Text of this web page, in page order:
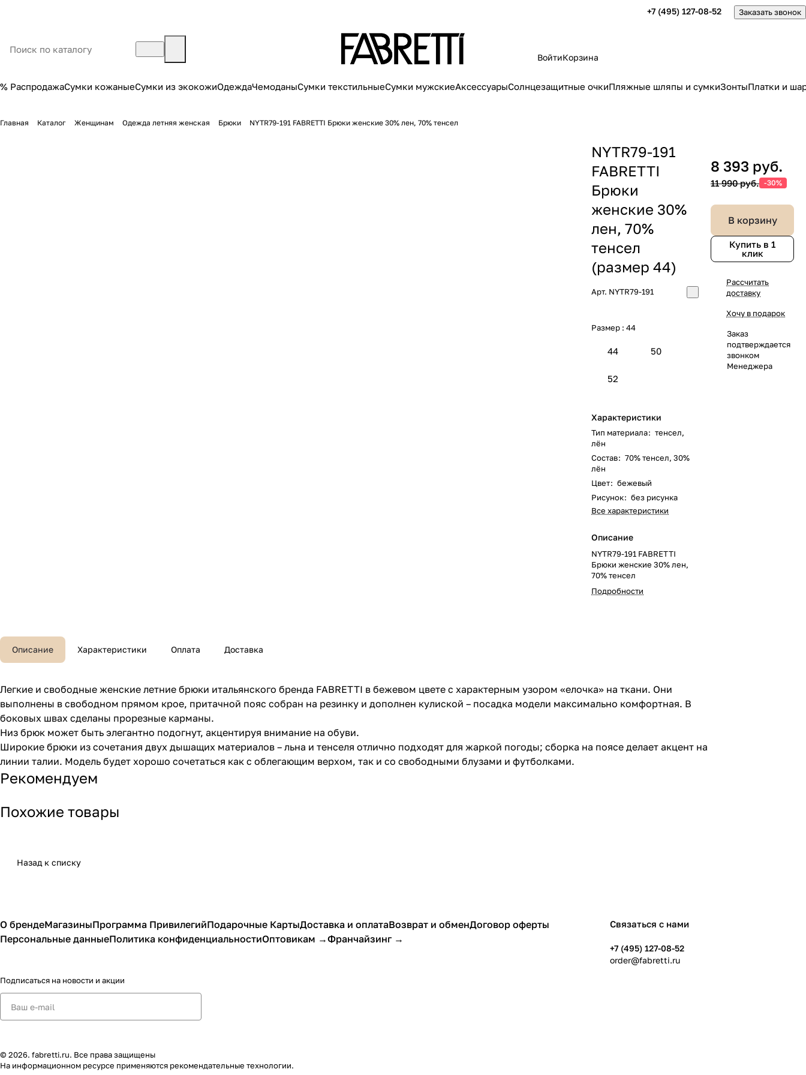
+7 (495) 127-08-52 Заказать звонок
ВойтиКорзина
% РаспродажаСумки кожаныеСумки из экокожиОдеждаЧемоданыСумки текстильныеСумки мужскиеАксессуарыСолнцезащитные очкиПляжные шляпы и сумкиЗонтыПлатки и
Главная Каталог Женщинам Одежда летняя женская Брюки NYTR79-191 FABRETTI Брюки женские 30% лен, 70% тенсел
NYTR79-191
FABRETTI
Брюки
женские 30%
лен, 70%
тенсел
(размер 44)
Арт. NYTR79-191
Размер : 44
44 50
52
Характеристики
Тип материала: тенсел,
лён
Состав: 70% тенсел, 30%
лён
Цвет: бежевый
Рисунок: без рисунка
Все характеристики
Описание
NYTR79-191 FABRETTI
Брюки женские 30% лен,
70% тенсел
Подробности
8 393 руб.
11 990 руб. -30%
В корзину
Купить в 1
клик
Рассчитать
доставку
Хочу в подарок
Заказ
подтверждается
звонком
Менеджера
Описание Характеристики Оплата Доставка
Легкие и свободные женские летние брюки итальянского бренда FABRETTI в бежевом цвете с характерным узором «елочка» на ткани. Они
выполнены в свободном прямом крое, притачной пояс собран на резинку и дополнен кулиской – посадка модели максимально комфортная. В
боковых швах сделаны прорезные карманы.
Низ брюк может быть элегантно подогнут, акцентируя внимание на обуви.
Широкие брюки из сочетания двух дышащих материалов – льна и тенселя отлично подходят для жаркой погоды; сборка на поясе делает акцент на
линии талии. Модель будет хорошо сочетаться как с облегающим верхом, так и со свободными блузами и футболками.
Рекомендуем
Похожие товары
Назад к списку
О брендеМагазиныПрограмма ПривилегийПодарочные КартыДоставка и оплатаВозврат и обменДоговор оферты
Персональные данныеПолитика конфиденциальностиОптовикам →Франчайзинг →
Подписаться на новости и акции
Связаться с нами
+7 (495) 127-08-52
order@fabretti.ru
© 2026. fabretti.ru. Все права защищены
На информационном ресурсе применяются рекомендательные технологии.